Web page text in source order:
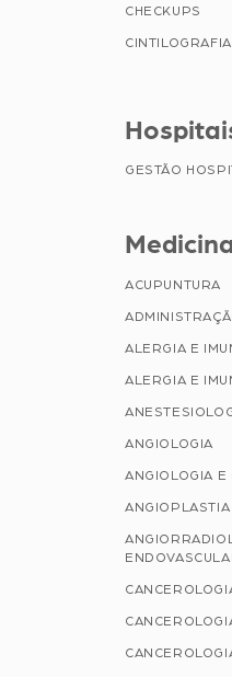
CHECKUPS
CINTILOGRAFIA
GESTÃO
ACUPUNTURA
ALERGIA E
ALERGIA E
ANGIOLOGIA
ANGIOLOGIA E
ANGIOPLASTIA